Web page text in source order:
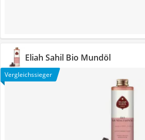
Eliah Sahil Bio Mundöl
Vergleichssieger